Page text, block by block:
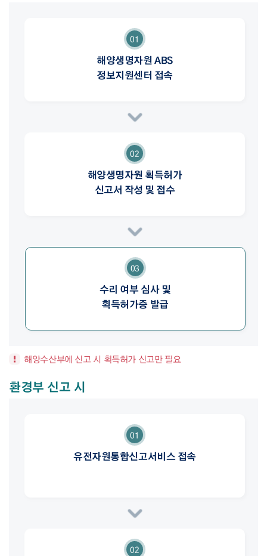
01
해양생명자원 ABS
정보지원센터 접속
02
해양생명자원 획득허가
신고서 작성 및 접수
03
수리 여부 심사 및
획득허가증 발급
해양수산부에 신고 시 획득허가 신고만 필요
환경부 신고 시
01
유전자원통합신고서비스 접속
02